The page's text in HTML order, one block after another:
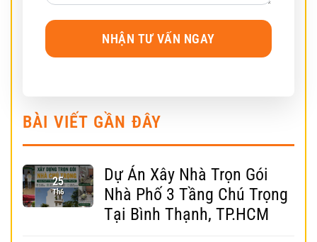
BÀI VIẾT GẦN ĐÂY
25
Th6
Dự Án Xây Nhà Trọn Gói
Nhà Phố 3 Tầng Chú Trọng
Tại Bình Thạnh, TP.HCM